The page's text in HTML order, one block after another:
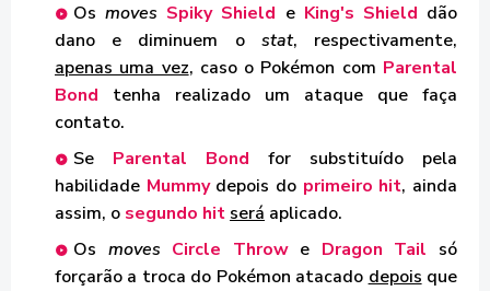
Osmoves Spiky Shield e King's Shield dão
dano e diminuem o stat, respectivamente,
apenas uma vez, caso o Pokémon com Parental
Bond tenha realizado um ataque que faça
contato.
Se Parental Bond for substituído pela
habilidade Mummydepois do primeiro hit, ainda
assim, o segundo hit será aplicado.
Os moves Circle Throwe Dragon Tail só
forçarão a troca do Pokémon atacado depois que